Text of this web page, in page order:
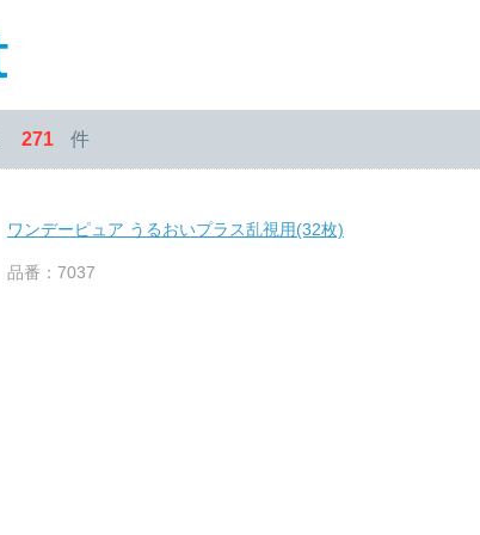
271 件
ワンデーピュア うるおいプラス乱視用(32枚)
品番：7037